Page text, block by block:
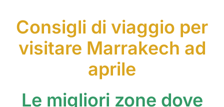
Consigli di viaggio per
visitare Marrakech ad
aprile
Le migliori zone dove